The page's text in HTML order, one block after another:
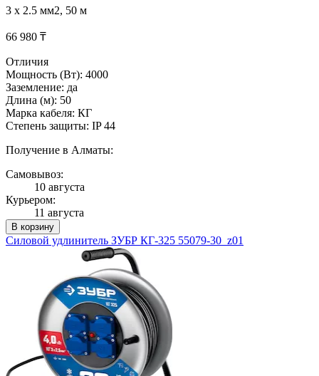
3 x 2.5 мм2, 50 м
66 980 ₸
Отличия
Мощность (Вт): 4000
Заземление: да
Длина (м): 50
Марка кабеля: КГ
Степень защиты: IP 44
Получение в Алматы:
Самовывоз:
10 августа
Курьером:
11 августа
В корзину
Силовой удлинитель ЗУБР КГ-325 55079-30_z01